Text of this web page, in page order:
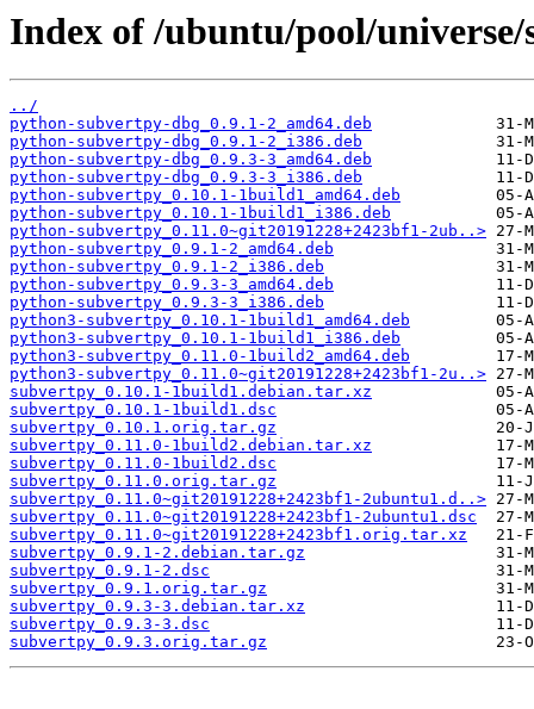
Index of /ubuntu/pool/
../
python-subvertpy-dbg_0.9.1-2_amd64.deb
python-subvertpy-dbg_0.9.1-2_i386.deb
python-subvertpy-dbg_0.9.3-3_amd64.deb
python-subvertpy-dbg_0.9.3-3_i386.deb
python-subvertpy_0.10.1-1build1_amd64.deb
python-subvertpy_0.10.1-1build1_i386.deb
python-subvertpy_0.11.0~git20191228+2423bf1-2ub..>
python-subvertpy_0.9.1-2_amd64.deb
python-subvertpy_0.9.1-2_i386.deb
python-subvertpy_0.9.3-3_amd64.deb
python-subvertpy_0.9.3-3_i386.deb
python3-subvertpy_0.10.1-1build1_amd64.deb
python3-subvertpy_0.10.1-1build1_i386.deb
python3-subvertpy_0.11.0-1build2_amd64.deb
python3-subvertpy_0.11.0~git20191228+2423bf1-2u..>
subvertpy_0.10.1-1build1.debian.tar.xz
subvertpy_0.10.1-1build1.dsc
subvertpy_0.10.1.orig.tar.gz
subvertpy_0.11.0-1build2.debian.tar.xz
subvertpy_0.11.0-1build2.dsc
subvertpy_0.11.0.orig.tar.gz
subvertpy_0.11.0~git20191228+2423bf1-2ubuntu1.d..>
subvertpy_0.11.0~git20191228+2423bf1-2ubuntu1.dsc
subvertpy_0.11.0~git20191228+2423bf1.orig.tar.xz
subvertpy_0.9.1-2.debian.tar.gz
subvertpy_0.9.1-2.dsc
subvertpy_0.9.1.orig.tar.gz
subvertpy_0.9.3-3.debian.tar.xz
subvertpy_0.9.3-3.dsc
subvertpy_0.9.3.orig.tar.gz